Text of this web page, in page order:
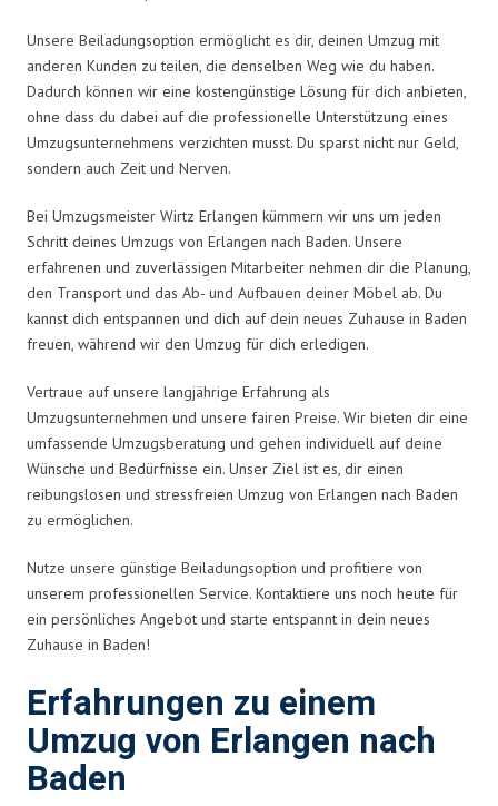
Unsere Beiladungsoption ermöglicht es dir, deinen Umzug mit
anderen Kunden zu teilen, die denselben Weg wie du haben.
Dadurch können wir eine kostengünstige Lösung für dich anbieten,
ohne dass du dabei auf die professionelle Unterstützung eines
Umzugsunternehmens verzichten musst. Du sparst nicht nur Geld,
sondern auch Zeit und Nerven.
Bei Umzugsmeister Wirtz Erlangen kümmern wir uns um jeden
Schritt deines Umzugs von Erlangen nach Baden. Unsere
erfahrenen und zuverlässigen Mitarbeiter nehmen dir die Planung,
den Transport und das Ab- und Aufbauen deiner Möbel ab. Du
kannst dich entspannen und dich auf dein neues Zuhause in Baden
freuen, während wir den Umzug für dich erledigen.
Vertraue auf unsere langjährige Erfahrung als
Umzugsunternehmen und unsere fairen Preise. Wir bieten dir eine
umfassende Umzugsberatung und gehen individuell auf deine
Wünsche und Bedürfnisse ein. Unser Ziel ist es, dir einen
reibungslosen und stressfreien Umzug von Erlangen nach Baden
zu ermöglichen.
Nutze unsere günstige Beiladungsoption und profitiere von
unserem professionellen Service. Kontaktiere uns noch heute für
ein persönliches Angebot und starte entspannt in dein neues
Zuhause in Baden!
Erfahrungen zu einem
Umzug von Erlangen nach
Baden